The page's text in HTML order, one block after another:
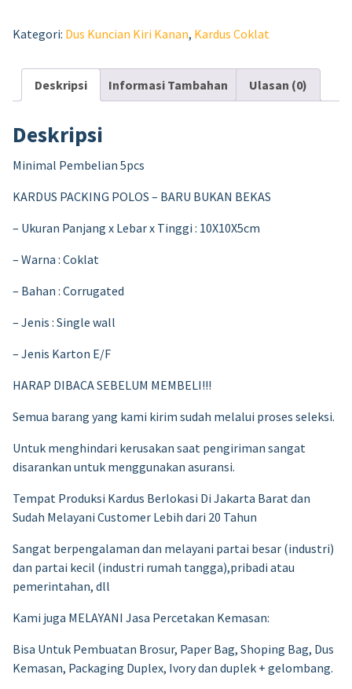
Kategori: Dus Kuncian Kiri Kanan, Kardus Coklat
Deskripsi Informasi Tambahan Ulasan (0)
Deskripsi
Minimal Pembelian 5pcs
KARDUS PACKING POLOS – BARU BUKAN BEKAS
– Ukuran Panjang x Lebar x Tinggi : 10X10X5cm
– Warna : Coklat
– Bahan : Corrugated
– Jenis : Single wall
– Jenis Karton E/F
HARAP DIBACA SEBELUM MEMBELI!!!
Semua barang yang kami kirim sudah melalui proses seleksi.
Untuk menghindari kerusakan saat pengiriman sangat
disarankan untuk menggunakan asuransi.
Tempat Produksi Kardus Berlokasi Di Jakarta Barat dan
Sudah Melayani Customer Lebih dari 20 Tahun
Sangat berpengalaman dan melayani partai besar (industri)
dan partai kecil (industri rumah tangga),pribadi atau
pemerintahan, dll
Kami juga MELAYANI Jasa Percetakan Kemasan:
Bisa Untuk Pembuatan Brosur, Paper Bag, Shoping Bag, Dus
Kemasan, Packaging Duplex, Ivory dan duplek + gelombang.